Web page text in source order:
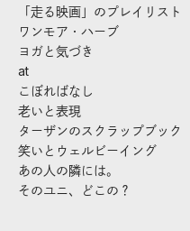
「走る映画」のプレイリスト
ワンモア・ハーブ
ヨガと気づき
at
こぼればなし
老いと表現
ターザンのスクラップブック
笑いとウェルビーイング
あの人の隣には。
そのユニ、どこの？